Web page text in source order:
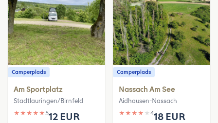
Camperplads
Am Sportplatz
Stadtlauringen/Birnfeld
★ ★ ★ ★ ★512 EUR
Camperplads
Nassach Am See
Aidhausen-Nassach
★ ★ ★ ★ ★ 418 EUR